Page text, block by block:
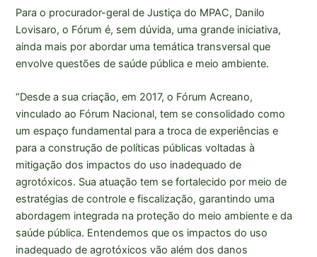
Para o procurador-geral de Justiça do MPAC, Danilo
Lovisaro, o Fórum é, sem dúvida, uma grande iniciativa,
ainda mais por abordar uma temática transversal que
envolve questões de saúde pública e meio ambiente.
“Desde a sua criação, em 2017, o Fórum Acreano,
vinculado ao Fórum Nacional, tem se consolidado como
um espaço fundamental para a troca de experiências e
para a construção de políticas públicas voltadas à
mitigação dos impactos do uso inadequado de
agrotóxicos. Sua atuação tem se fortalecido por meio de
estratégias de controle e fiscalização, garantindo uma
abordagem integrada na proteção do meio ambiente e da
saúde pública. Entendemos que os impactos do uso
inadequado de agrotóxicos vão além dos danos